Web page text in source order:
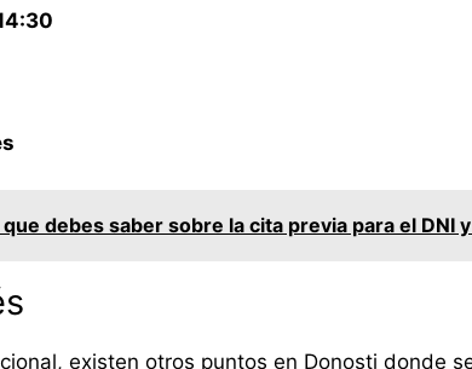
debes saber sobre la cita previa para el
existen otros puntos en Donosti donde